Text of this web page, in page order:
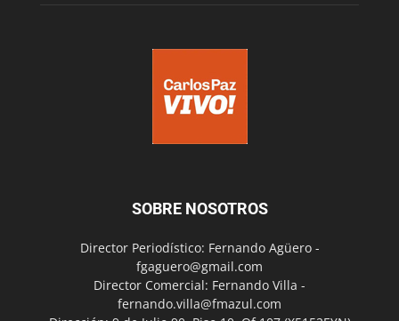
SOBRE NOSOTROS
Director Periodístico: Fernando Agüero -
fgaguero@gmail.com
Director Comercial: Fernando Villa -
fernando.villa@fmazul.com